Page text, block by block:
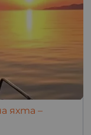
яхта –